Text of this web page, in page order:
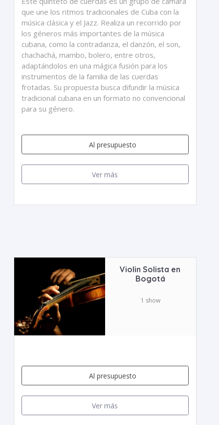
que une los ritmos tradicionales de Cuba con la
música clásica y el Jazz. Realiza un recorrido por
los géneros más importantes de la música
cubana, como la contradanza, el danzón, el son,
chachachá, mambo, bolero, entre otros,
adaptándolos en una mágica fusión para los
instrumentos de la familia de las cuerdas
frotadas. Su propuesta busca difundir la música
tradicional cubana en un formato no convencional
para su género.
Al presupuesto
Ver más
Violin Solista en
Bogotá
1 show
Al presupuesto
Ver más